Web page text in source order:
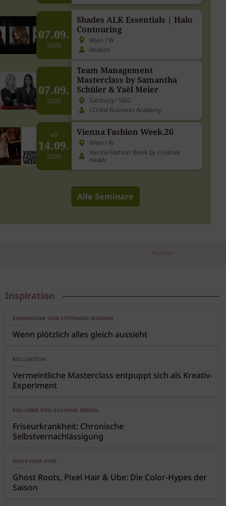
07.09.
2026
Shades ALK Essentials | Halo
Contouring
Wien / W
Redken
07.09.
2026
Team Management
Masterclass by Samantha
Schüler & Yaël Meier
Salzburg / SBG
L'Oréal Business Academy
ab
14.09.
2026
Vienna Fashion Week.26
Wien / W
Vienna Fashion Week by Creative
Headz
Alle Seminare
Anzeige
Inspiration
KOMMENTAR VON STEPHANIE WAGNER
Wenn plötzlich alles gleich aussieht
KOLLEKTION
Vermeintliche Masterclass entpuppt sich als Kreativ-
Experiment
KOLUMNE VON SUSANNE DREXEL
Friseurkrankheit: Chronische
Selbstvernachlässigung
DAILY HAIR HYPE
Ghost Roots, Pixel Hair & Ube: Die Color-Hypes der
Saison